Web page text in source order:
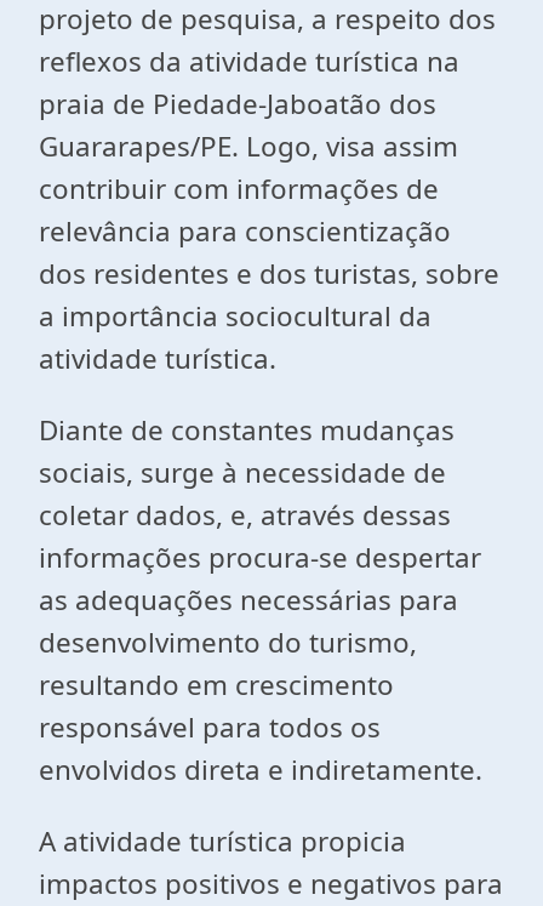
projeto de pesquisa, a respeito dos
reflexos da atividade turística na
praia de Piedade-Jaboatão dos
Guararapes/PE. Logo, visa assim
contribuir com informações de
relevância para conscientização
dos residentes e dos turistas, sobre
a importância sociocultural da
atividade turística.
Diante de constantes mudanças
sociais, surge à necessidade de
coletar dados, e, através dessas
informações procura-se despertar
as adequações necessárias para
desenvolvimento do turismo,
resultando em crescimento
responsável para todos os
envolvidos direta e indiretamente.
A atividade turística propicia
impactos positivos e negativos para